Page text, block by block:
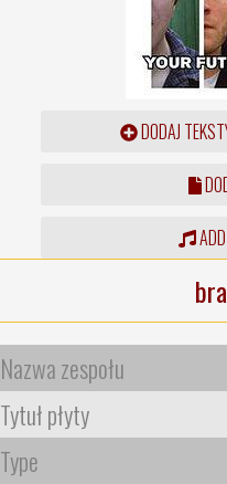
DODAJ
Nazwa zespołu
Tytuł płyty
Type